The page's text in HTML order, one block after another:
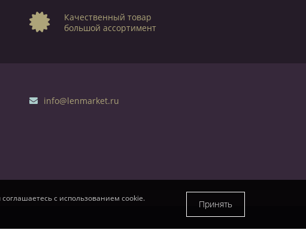
Качественный товар
большой ассортимент
info@lenmarket.ru
с использованием cookie.
Принять